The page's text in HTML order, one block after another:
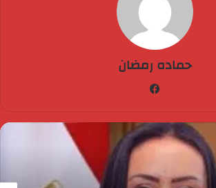
حماده رمضان